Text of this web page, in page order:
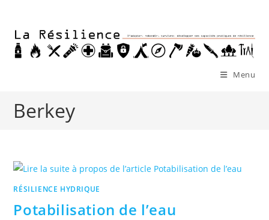
content
Menu
Berkey
RÉSILIENCE HYDRIQUE
Potabilisation de l’eau